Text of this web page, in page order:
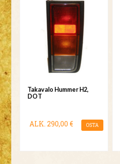
Takavalo Hummer H2,
DOT
ALK. 290,00 € OSTA